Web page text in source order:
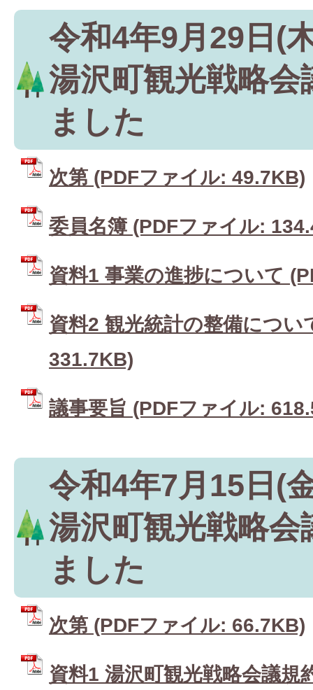
令和4年9月29日(
湯沢町観光戦略会
ました
次第 (PDFファイル: 49.7KB)
委員名簿 (PDFファイル:
資料1 事業の進捗について
資料2 観光統計の整備につい
331.7KB)
議事要旨 (PDFファイル:
令和4年7月15日(
湯沢町観光戦略会
ました
次第 (PDFファイル: 66.7KB)
資料1 湯沢町観光戦略会議規